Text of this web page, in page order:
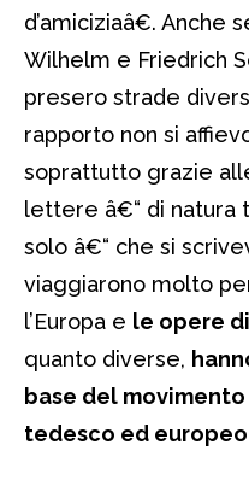
d’amiciziaâ€. Anche
Wilhelm e Friedrich
presero strade
rapporto non si
soprattutto grazie
lettere â€“ di natura
solo â€“ che si
viaggiarono molto
l’Europa e le opere
quanto diverse,
base del
tedesco ed europeo